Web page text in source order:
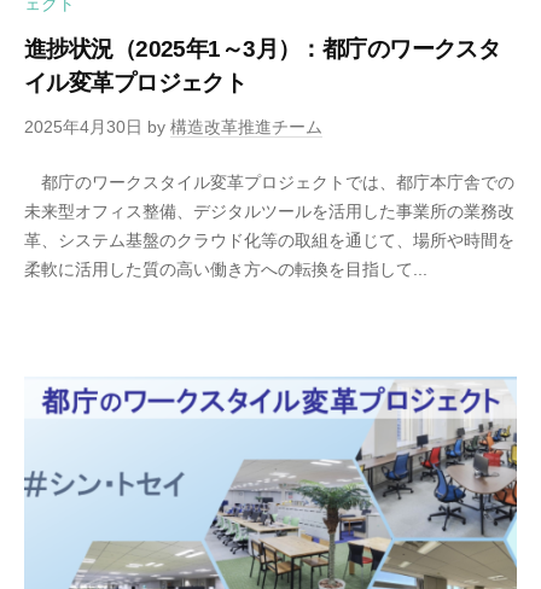
ェクト
進捗状況（2025年1～3月）：都庁のワークスタ
イル変革プロジェクト
2025年4月30日 by 構造改革推進チーム
都庁のワークスタイル変革プロジェクトでは、都庁本庁舎での
未来型オフィス整備、デジタルツールを活用した事業所の業務改
革、システム基盤のクラウド化等の取組を通じて、場所や時間を
柔軟に活用した質の高い働き方への転換を目指して...